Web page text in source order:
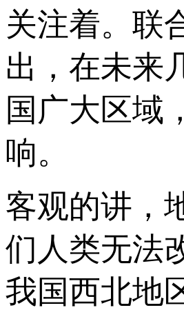
关注着。联
出，在未来
国广大区域
响。
客观的讲，
们人类无法
我国西北地